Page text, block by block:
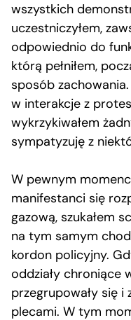
wszystkich
uczestniczyłem,
odpowiednio do
którą pełniłem,
sposób zachowania.
w interakcje z
wykrzykiwałem
sympatyzuję z
W pewnym
manifestanci się
gazową, szukałem
na tym samym
kordon policyjny.
oddziały chroniące
przegrupowały się i
plecami. W tym